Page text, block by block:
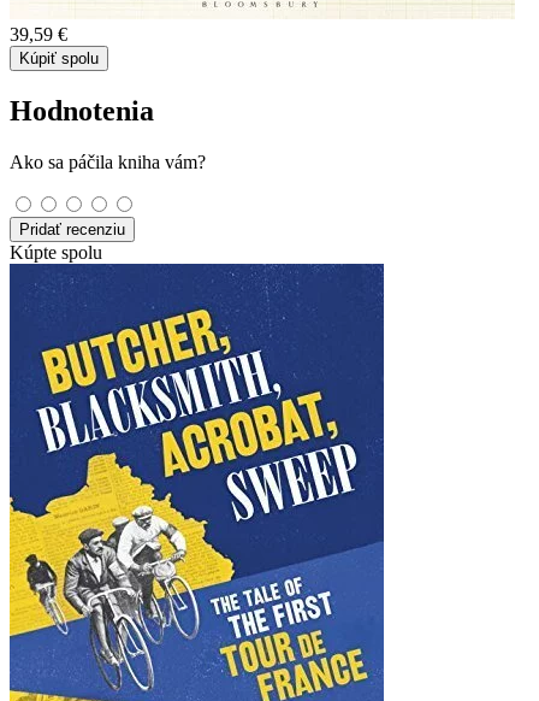
39,59 €
Kúpiť spolu
Hodnotenia
Ako sa páčila kniha vám?
Pridať recenziu
Kúpte spolu